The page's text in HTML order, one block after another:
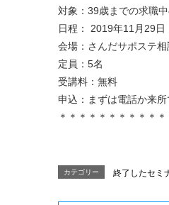
対象：39歳までの求職
日程： 2019年11月29
会場：さんだサポステ相
定員：5名
受講料：無料
申込：まずは電話か来
＊＊＊＊＊＊＊＊＊＊
カテゴリー 終了したセミ